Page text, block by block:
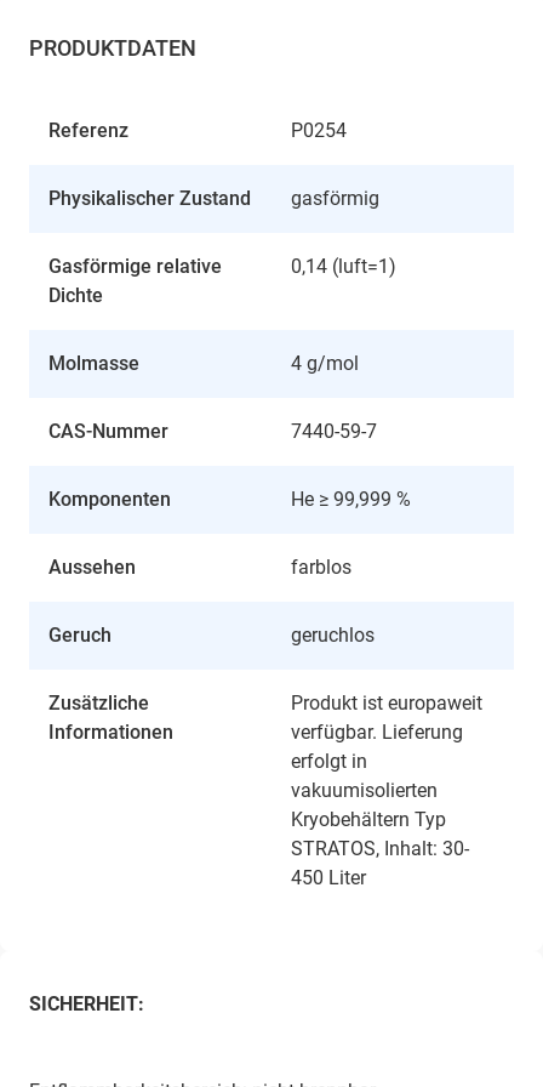
PRODUKTDATEN
Referenz P0254
Physikalischer Zustand gasförmig
Gasförmige relative
Dichte
0,14 (luft=1)
Molmasse 4 g/mol
CAS-Nummer 7440-59-7
Komponenten He ≥ 99,999 %
Aussehen farblos
Geruch geruchlos
Zusätzliche
Informationen
Produkt ist europaweit
verfügbar. Lieferung
erfolgt in
vakuumisolierten
Kryobehältern Typ
STRATOS, Inhalt: 30-
450 Liter
SICHERHEIT: